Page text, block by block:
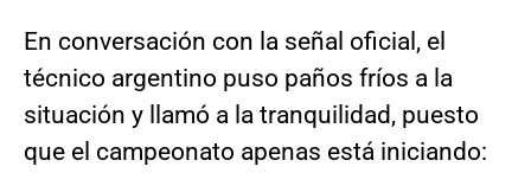
En conversación con la señal oficial, el
técnico argentino puso paños fríos a la
situación y llamó a la tranquilidad, puesto
que el campeonato apenas está iniciando: